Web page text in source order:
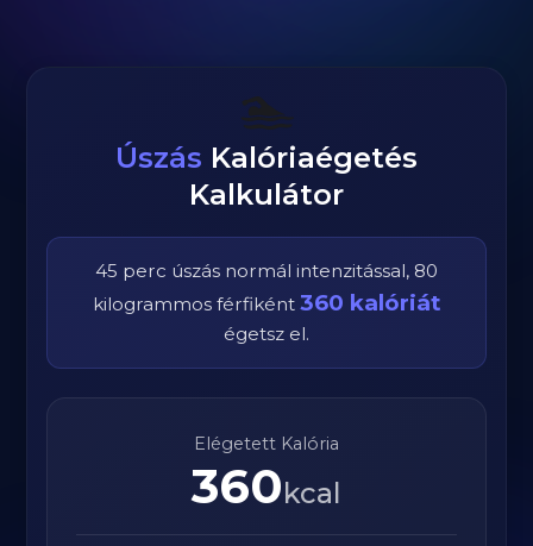
🏊
Úszás Kalóriaégetés
Kalkulátor
45 perc úszás normál intenzitással, 80
kilogrammos férfiként 360 kalóriát
égetsz el.
Elégetett Kalória
360kcal